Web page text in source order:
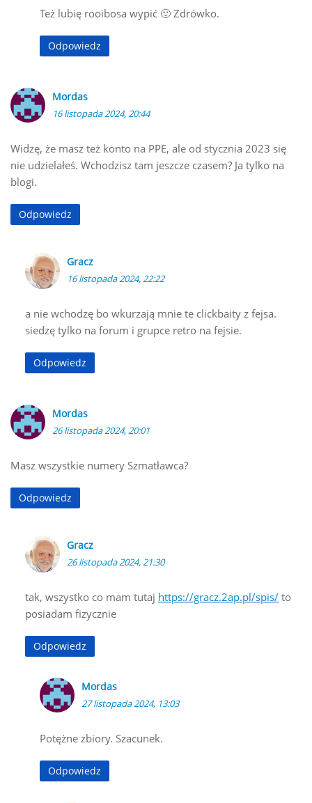
Też lubię rooibosa wypić 🙂 Zdrówko.
Odpowiedz
Mordas
16 listopada 2024, 20:44
Widzę, że masz też konto na PPE, ale od stycznia 2023 się
nie udzielałeś. Wchodzisz tam jeszcze czasem? Ja tylko na
blogi.
Odpowiedz
Gracz
16 listopada 2024, 22:22
a nie wchodzę bo wkurzają mnie te clickbaity z fejsa.
siedzę tylko na forum i grupce retro na fejsie.
Odpowiedz
Mordas
26 listopada 2024, 20:01
Masz wszystkie numery Szmatławca?
Odpowiedz
Gracz
26 listopada 2024, 21:30
tak, wszystko co mam tutaj https://gracz.2ap.pl/spis/ to
posiadam fizycznie
Odpowiedz
Mordas
27 listopada 2024, 13:03
Potężne zbiory. Szacunek.
Odpowiedz